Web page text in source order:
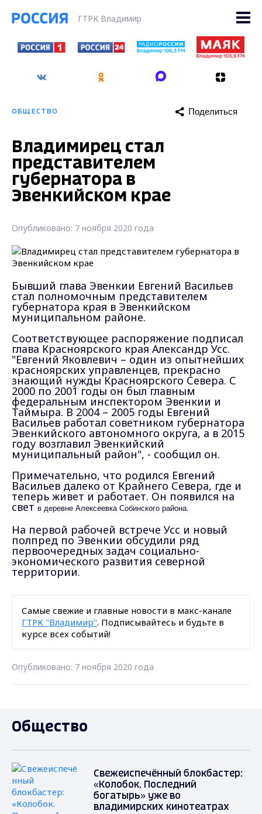
ГТРК Владимир
ОБЩЕСТВО Поделиться
Владимирец стал
представителем
губернатора в
Эвенкийском крае
Опубликовано: 7 ноября 2020 года
Бывший глава Эвенкии Евгений Васильев
стал полномочным представителем
губернатора края в Эвенкийском
муниципальном районе.
Соответствующее распоряжение подписал
глава Красноярского края Александр Усс.
"Евгений Яковлевич – один из опытнейших
красноярских управленцев, прекрасно
знающий нужды Красноярского Севера. С
2000 по 2001 годы он был главным
федеральным инспектором Эвенкии и
Таймыра. В 2004 – 2005 годы Евгений
Васильев работал советником губернатора
Эвенкийского автономного округа, а в 2015
году возглавил Эвенкийский
муниципальный район", - сообщил он.
Примечательно, что родился Евгений
Васильев далеко от Крайнего Севера, где и
теперь живет и работает. Он появился на
свет в деревне Алексеевка Собинского района.
На первой рабочей встрече Усс и новый
полпред по Эвенкии обсудили ряд
первоочередных задач социально-
экономического развития северной
территории.
Самые свежие и главные новости в макс-канале
ГТРК "Владимир". Подписывайтесь и будьте в
курсе всех событий!
Опубликовано: 7 ноября 2020 года
Общество
Свежеиспечённый блокбастер:
«Колобок. Последний
богатырь» уже во
владимирских кинотеатрах